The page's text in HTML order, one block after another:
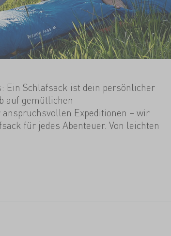
Ein Schlafsack ist dein persönlicher
auf gemütlichen
Expeditionen – wir
für jedes Abenteuer. Von leichten
Winter-Schlafsäcken findest du